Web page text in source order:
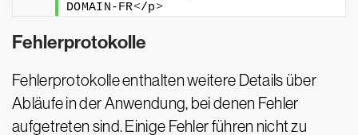
DOMAIN-FR</p>
Fehlerprotokolle
Fehlerprotokolle enthalten weitere Details über
Abläufe in der Anwendung, bei denen Fehler
aufgetreten sind. Einige Fehler führen nicht zu